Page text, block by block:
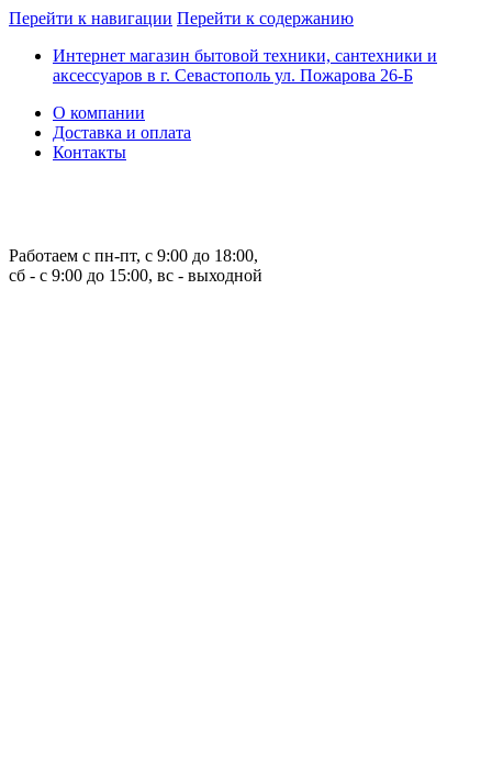
Перейти к навигации Перейти к содержанию
Интернет магазин бытовой техники, сантехники и
аксессуаров в г. Севастополь ул. Пожарова 26-Б
О компании
Доставка и оплата
Контакты
Работаем с пн-пт, с 9:00 до 18:00,
сб - с 9:00 до 15:00, вс - выходной